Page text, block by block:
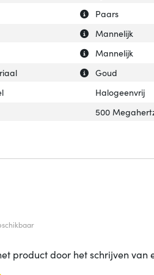
Uitleg over
Verberg uitleg
Paars
Uitleg over
Verberg uitleg
Mannelijk
Uitleg over
Verberg uitleg
Mannelijk
Uitleg over
Verberg uitleg
Goud
Halogeenvrij
500
product door het schrijven van